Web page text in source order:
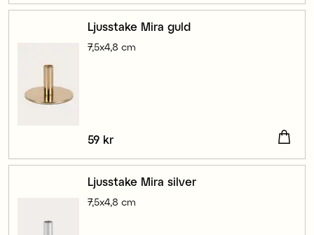
Ljusstake Mira guld
7,5x4,8 cm
Pris:
59 kr
Ljusstake Mira silver
7,5x4,8 cm